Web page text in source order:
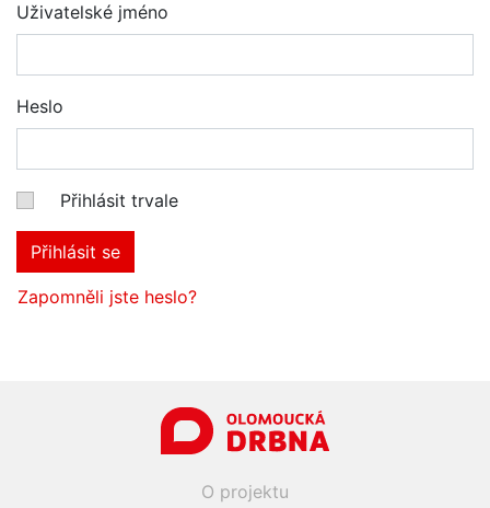
Uživatelské jméno
Heslo
Přihlásit trvale
Přihlásit se
Zapomněli jste heslo?
O projektu